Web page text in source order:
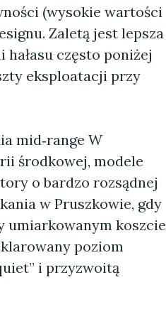
(wysokie wartości
Zaletą jest lepsza
często poniżej
eksploatacji przy
mid‑range W
środkowej, modele
o bardzo rozsądnej
w Pruszkowie, gdy
umiarkowanym koszcie
poziom
i przyzwoitą